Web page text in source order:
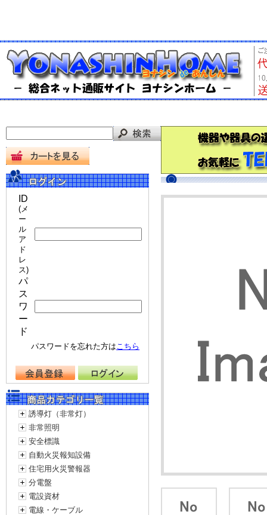
ID
(メ
ー
ル
ア
ド
レ
ス)
パ
ス
ワ
ー
ド
パスワードを忘れた方はこちら
誘導灯（非常灯）
非常照明
安全標識
自動火災報知設備
住宅用火災警報器
分電盤
電設資材
電線・ケーブル